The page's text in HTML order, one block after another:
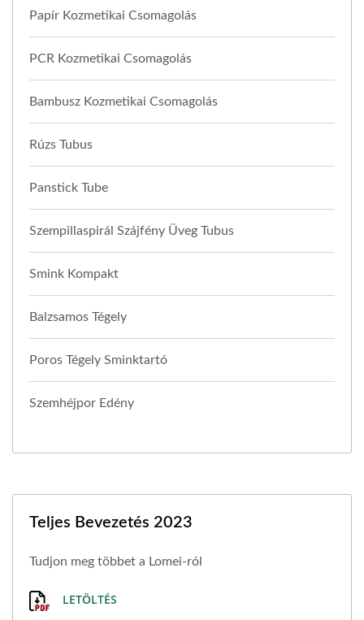
Papír Kozmetikai Csomagolás
PCR Kozmetikai Csomagolás
Bambusz Kozmetikai Csomagolás
Rúzs Tubus
Panstick Tube
Szempillaspirál Szájfény Üveg Tubus
Smink Kompakt
Balzsamos Tégely
Poros Tégely Sminktartó
Szemhéjpor Edény
Teljes Bevezetés 2023
Tudjon meg többet a Lomei-ról
LETÖLTÉS